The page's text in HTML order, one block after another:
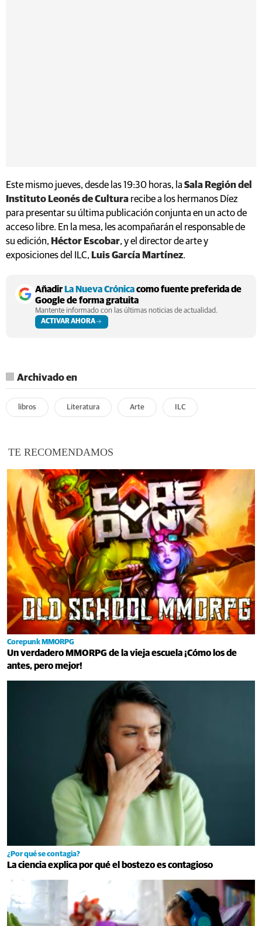
Este mismo jueves, desde las 19:30 horas, la Sala Región del
Instituto Leonés de Cultura recibe a los hermanos Díez
para presentar su última publicación conjunta en un acto de
acceso libre. En la mesa, les acompañarán el responsable de
su edición, Héctor Escobar, y el director de arte y
exposiciones del ILC, Luis García Martínez.
AñadirLa Nueva Crónicacomo fuente preferida de
Google de forma gratuita
Mantente informado con las últimas noticias de actualidad.
ACTIVAR AHORA
Archivado en
libros Literatura Arte ILC
TE RECOMENDAMOS
Corepunk MMORPG
Un verdadero MMORPG de la vieja escuela ¡Cómo los de
antes, pero mejor!
¿Por qué se contagia?
La ciencia explica por qué el bostezo es contagioso